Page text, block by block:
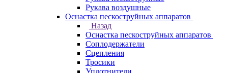
Рукава воздушные
Оснастка пескоструйных аппаратов
Назад
Оснастка пескоструйных аппаратов
Соплодержатели
Сцепления
Тросики
Уплотнители